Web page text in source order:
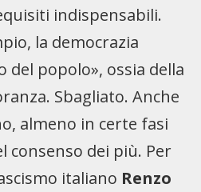
indispensabili.
la democrazia
del popolo», ossia della
Sbagliato. Anche
almeno in certe fasi
consenso dei più. Per
italiano Renzo